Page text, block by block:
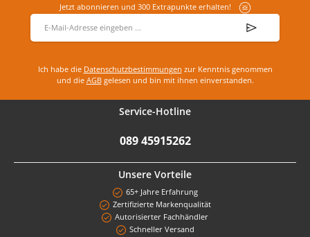
Jetzt abonnieren und 300 Extrapunkte erhalten!
E-Mail-Adresse
Ich habe die Datenschutzbestimmungen zur Kenntnis genommen
und die AGBgelesen und bin mit ihnen einverstanden.
Service-Hotline
089 45915262
Unsere Vorteile
65+ Jahre Erfahrung
Zertifizierte Markenqualität
Autorisierter Fachhändler
Schneller Versand